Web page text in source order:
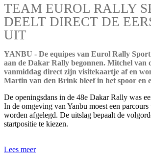
TEAM EUROL RALLY
DEELT DIRECT DE
UIT
YANBU - De equipes van Eurol Rally
aan de Dakar Rally begonnen. Mitchel van
vanmiddag direct zijn visitekaartje af en
Martin van den Brink bleef in het spoor en
De openingsdans in de 48e Dakar Rally was
In de omgeving van Yanbu moest een
worden afgelegd. De uitslag bepaalt de
startpositie te kiezen.
Lees meer